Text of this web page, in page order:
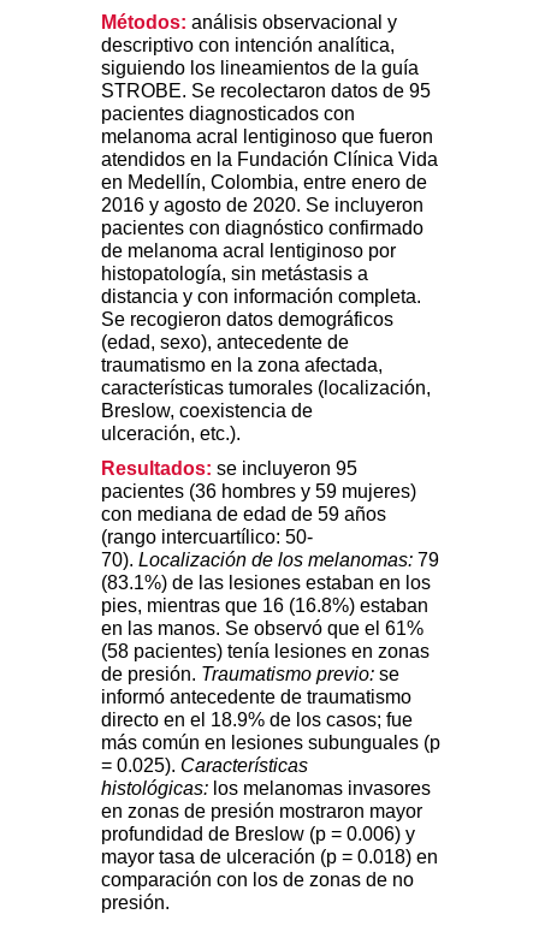
Métodos: análisis observacional y
descriptivo con intención analítica,
siguiendo los lineamientos de la guía
STROBE. Se recolectaron datos de 95
pacientes diagnosticados con
melanoma acral lentiginoso que fueron
atendidos en la Fundación Clínica Vida
en Medellín, Colombia, entre enero de
2016 y agosto de 2020. Se incluyeron
pacientes con diagnóstico confirmado
de melanoma acral lentiginoso por
histopatología, sin metástasis a
distancia y con información completa.
Se recogieron datos demográficos
(edad, sexo), antecedente de
traumatismo en la zona afectada,
características tumorales (localización,
Breslow, coexistencia de
ulceración, etc.).
Resultados: se incluyeron 95
pacientes (36 hombres y 59 mujeres)
con mediana de edad de 59 años
(rango intercuartílico: 50-
70). Localización de los melanomas: 79
(83.1%) de las lesiones estaban en los
pies, mientras que 16 (16.8%) estaban
en las manos. Se observó que el 61%
(58 pacientes) tenía lesiones en zonas
de presión. Traumatismo previo: se
informó antecedente de traumatismo
directo en el 18.9% de los casos; fue
más común en lesiones subunguales (p
= 0.025). Características
histológicas: los melanomas invasores
en zonas de presión mostraron mayor
profundidad de Breslow (p = 0.006) y
mayor tasa de ulceración (p = 0.018) en
comparación con los de zonas de no
presión.